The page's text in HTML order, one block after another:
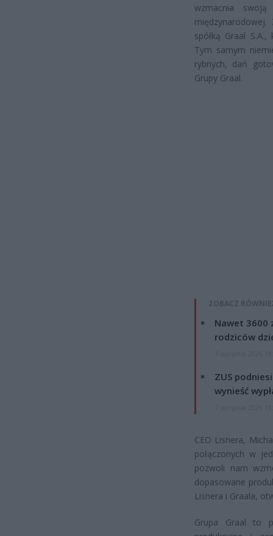
wzmacnia
spółką Graal
Tym samym
rybnych, dań
Grupy Graal.
ZOBACZ
Nawet 3600
rodziców
ZUS
wynieść
CEO Lisnera,
połączonych w
pozwoli nam
dopasowane
Lisnera i Graala,
Grupa Graal to